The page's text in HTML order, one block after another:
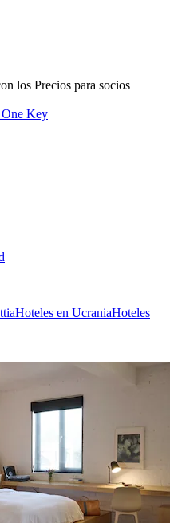
los Precios para socios
Key
Hoteles en UcraniaHoteles